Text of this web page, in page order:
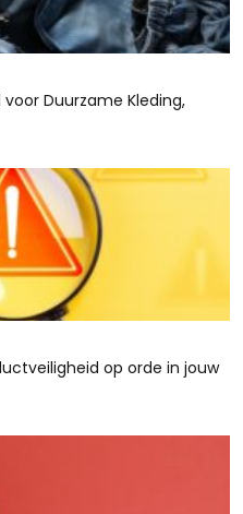
Duurzame Kleding,
op orde in jouw